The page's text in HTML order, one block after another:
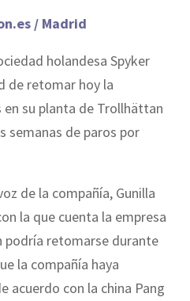
/ Madrid
holandesa Spyker
de retomar hoy la
su planta de Trollhättan
semanas de paros por
de la compañía, Gunilla
la que cuenta la empresa
podría retomarse durante
la compañía haya
acuerdo con la china Pang